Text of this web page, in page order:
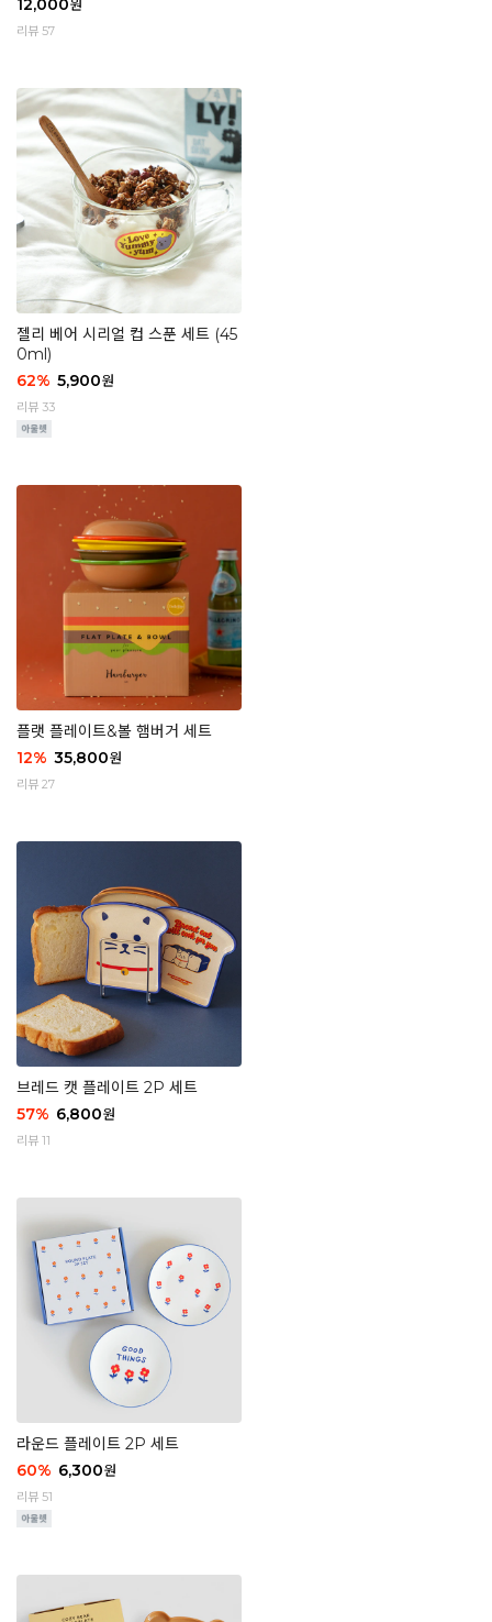
12,000원
리뷰 57
젤리 베어 시리얼 컵 스푼 세트 (45
0ml)
62% 5,900원
리뷰 33
플랫 플레이트&볼 햄버거 세트
12% 35,800원
리뷰 27
브레드 캣 플레이트 2P 세트
57% 6,800원
리뷰 11
라운드 플레이트 2P 세트
60% 6,300원
리뷰 51